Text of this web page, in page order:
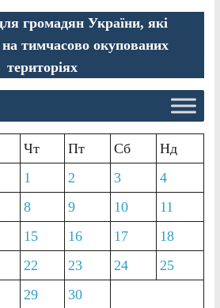
громадян України, які
тимчасово окупованих
територіях
Чт Пт Сб
Нд
1
2 3
4
8 9 10
11
15 16 17
18
22 23 24
25
29 30